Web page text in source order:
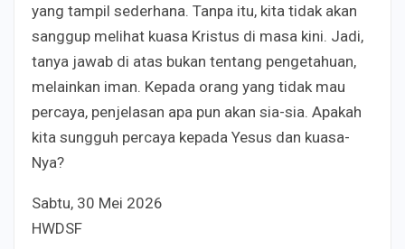
yang tampil sederhana. Tanpa itu, kita tidak akan
sanggup melihat kuasa Kristus di masa kini. Jadi,
tanya jawab di atas bukan tentang pengetahuan,
melainkan iman. Kepada orang yang tidak mau
percaya, penjelasan apa pun akan sia-sia. Apakah
kita sungguh percaya kepada Yesus dan kuasa-
Nya?
Sabtu, 30 Mei 2026
HWDSF